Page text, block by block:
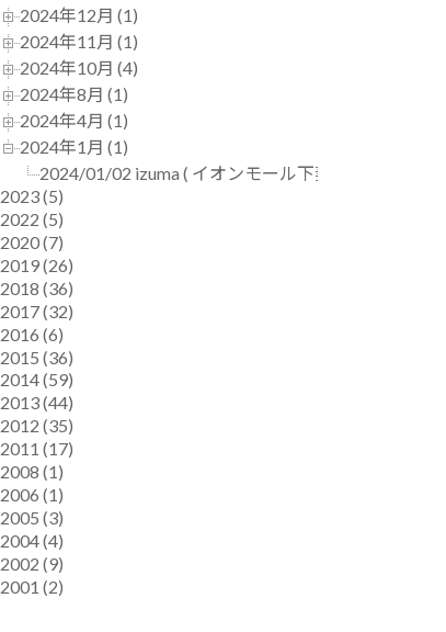
2024年12月 (1)
2024年11月 (1)
2024年10月 (4)
2024年8月 (1)
2024年4月 (1)
2024年1月 (1)
2024/01/02 izuma ( イオンモール下妻 )
2023 (5)
2022 (5)
2020 (7)
2019 (26)
2018 (36)
2017 (32)
2016 (6)
2015 (36)
2014 (59)
2013 (44)
2012 (35)
2011 (17)
2008 (1)
2006 (1)
2005 (3)
2004 (4)
2002 (9)
2001 (2)